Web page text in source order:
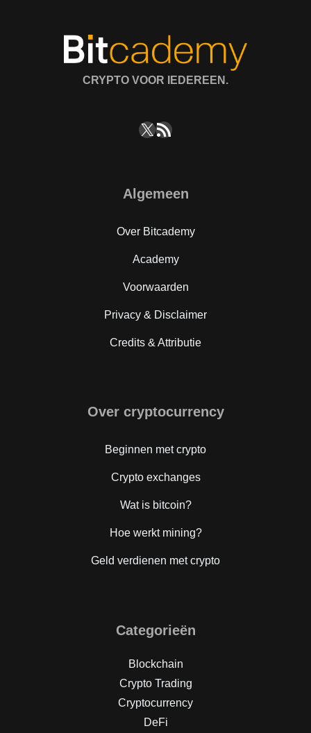
CRYPTO VOOR IEDEREEN.
X RSS feed
Algemeen
Over Bitcademy
Academy
Voorwaarden
Privacy & Disclaimer
Credits & Attributie
Over cryptocurrency
Beginnen met crypto
Crypto exchanges
Wat is bitcoin?
Hoe werkt mining?
Geld verdienen met crypto
Categorieën
Blockchain
Crypto Trading
Cryptocurrency
DeFi